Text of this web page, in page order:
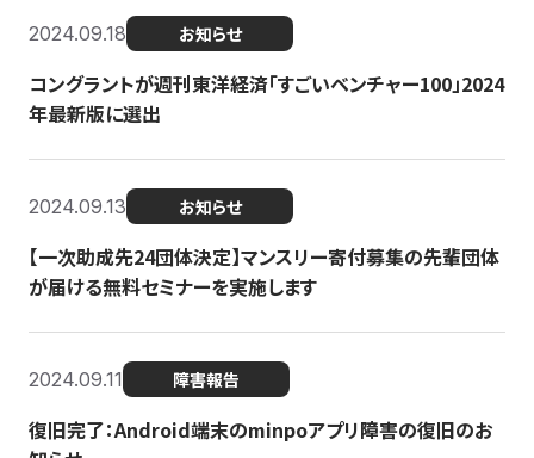
2024.09.18 お知らせ
コングラントが週刊東洋経済「すごいベンチャー100」2024
年最新版に選出
2024.09.13 お知らせ
【一次助成先24団体決定】マンスリー寄付募集の先輩団体
が届ける無料セミナーを実施します
2024.09.11 障害報告
復旧完了：Android端末のminpoアプリ障害の復旧のお